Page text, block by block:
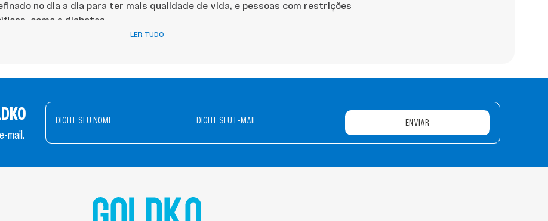
no dia a dia para ter mais qualidade de vida, e pessoas com restrições
como a diabetes.
zero açúcar traz vantagens reais para o corpo e para a mente. Se você
na sua rotina saudável sem abrir mão do prazer, confira os principais benefícios
as versões com alto teor de cacau são ricas em flavonóides, compostos
LER TUDO
mail.
ENVIAR